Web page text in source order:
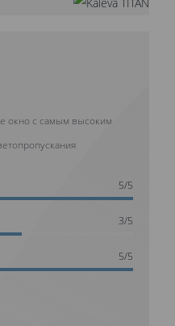
окно с самым высоким
5/5
3/5
5/5